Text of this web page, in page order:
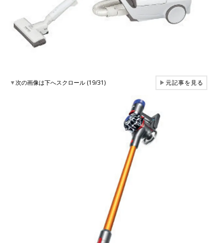
▼次の画像は下へスクロール (19/31) ▶元記事を見る